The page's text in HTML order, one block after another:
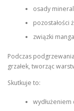
osady
pozostałości
związki
Podczas
grzałek, tworząc
Skutkuje to:
wydłużeniem